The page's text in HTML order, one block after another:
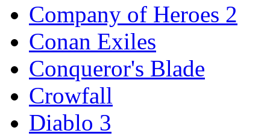
Company of Heroes 2
Conan Exiles
Conqueror's Blade
Crowfall
Diablo 3